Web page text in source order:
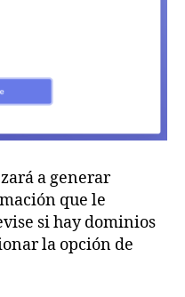
a generar
que le
si hay dominios
la opción de